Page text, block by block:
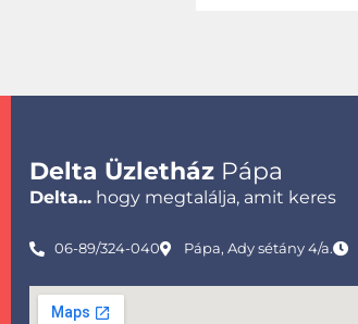
Delta Üzletház Pápa
Delta... hogy megtalálja, amit keres
06-89/324-040 Pápa, Ady sétány 4/a.